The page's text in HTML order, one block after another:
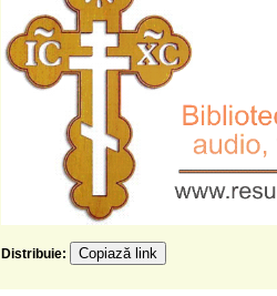
Distribuie: Copiază link